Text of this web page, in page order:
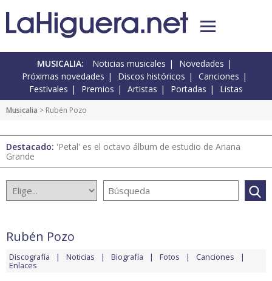
MUSICALIA: Noticias musicales
Novedades
Próximas novedades
Discos históricos
Canciones
Festivales
Premios Artistas Portadas Listas
Musicalia > Rubén Pozo
Destacado: 'Petal' es el octavo álbum de estudio de Ariana
Grande
Rubén Pozo
Discografía Noticias Biografía Fotos Canciones
Enlaces